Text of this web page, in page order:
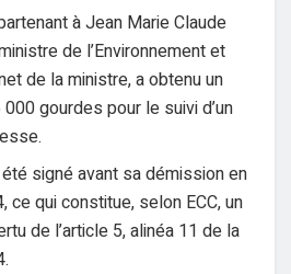
à Jean Marie Claude
de l’Environnement et
de la ministre, a obtenu un
gourdes pour le suivi d’un
signé avant sa démission en
ce qui constitue, selon ECC, un
de l’article 5, alinéa 11 de la